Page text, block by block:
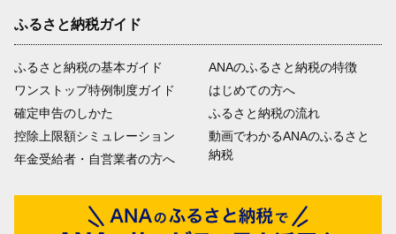
ふるさと納税ガイド
ふるさと納税の基本ガイド
ワンストップ特例制度ガイド
確定申告のしかた
控除上限額シミュレーション
年金受給者・自営業者の方へ
ANAのふるさと納税の特徴
はじめての方へ
ふるさと納税の流れ
動画でわかるANAのふるさと
納税